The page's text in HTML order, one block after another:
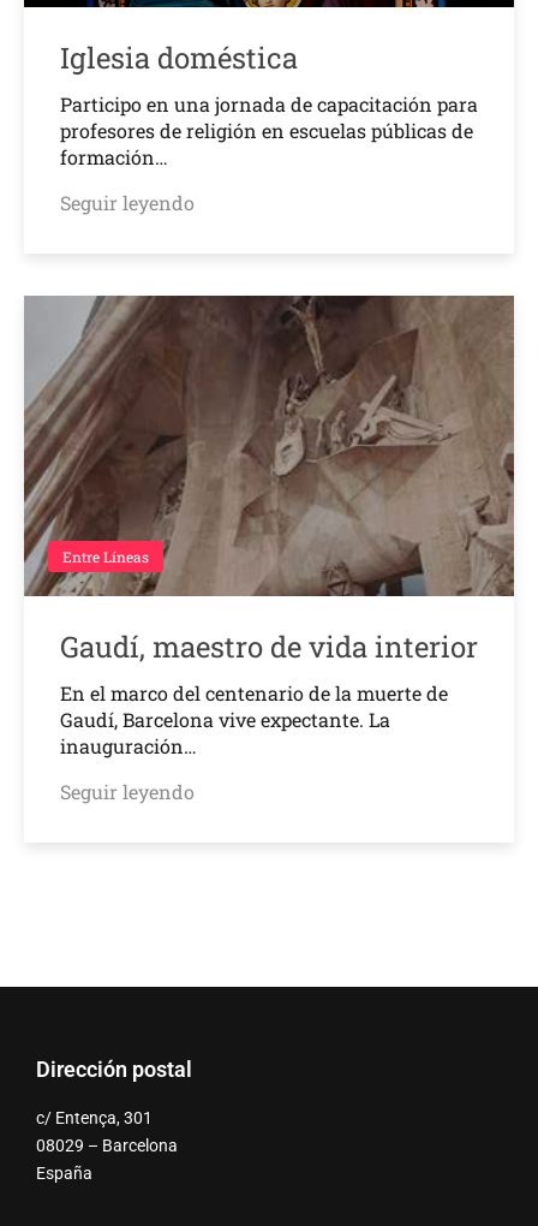
Iglesia doméstica
Participo en una jornada de capacitación para
profesores de religión en escuelas públicas de
formación…
Seguir leyendo
Entre Líneas
Gaudí, maestro de vida interior
En el marco del centenario de la muerte de
Gaudí, Barcelona vive expectante. La
inauguración…
Seguir leyendo
Dirección postal
c/ Entença, 301
08029 – Barcelona
España